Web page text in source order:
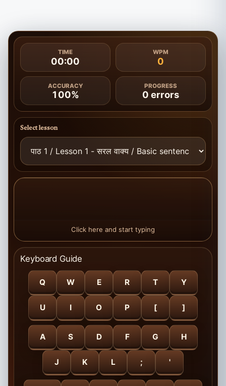
TIME
00:00
WPM
0
ACCURACY
100%
PROGRESS
0 errors
Select lesson
Click here and start typing
Keyboard Guide
Q W E R T Y
U I O P [ ]
A S D F G H
J K L ; '